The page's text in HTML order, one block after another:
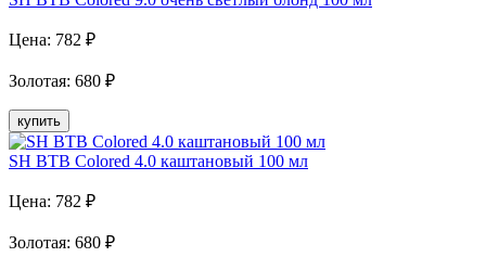
Цена: 782 ₽
Золотая: 680 ₽
купить
SH BTB Colored 4.0 каштановый 100 мл
Цена: 782 ₽
Золотая: 680 ₽